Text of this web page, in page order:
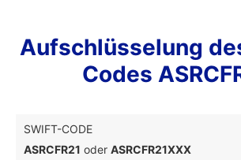
Aufschlüsselung
Codes
SWIFT-CODE
ASRCFR21 oder ASRCFR21XXX